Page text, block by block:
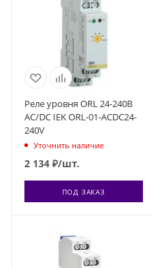
Реле уровня ORL 24-240В
AC/DC IEK ORL-01-ACDC24-
240V
Уточнить наличие
2 134 ₽/шт.
ПОД ЗАКАЗ